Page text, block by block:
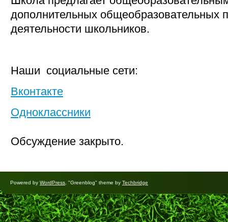
дополнительных общеобразовательных
деятельности школьников.
Наши социальные сети:
Вконтакте
Одноклассники
Обсуждение закрыто.
Powered by WordPress, "Greenblog" theme by Techbridge